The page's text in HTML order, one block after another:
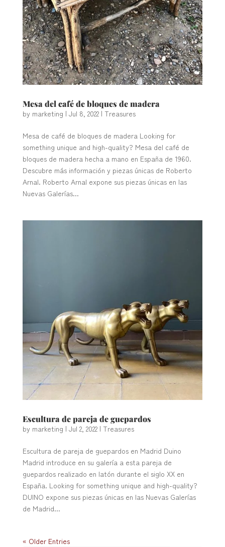
Mesa del café de bloques de madera
by marketing | Jul 8, 2022| Treasures
Mesa de café de bloques de madera Looking for
something unique and high-quality? Mesa del café de
bloques de madera hecha a mano en España de 1960.
Descubre más información y piezas únicas de Roberto
Arnal. Roberto Arnal expone sus piezas únicas en las
Nuevas Galerías...
Escultura de pareja de guepardos
by marketing | Jul 2, 2022| Treasures
Escultura de pareja de guepardos en Madrid Duino
Madrid introduce en su galería a esta pareja de
guepardos realizado en latón durante el siglo XX en
España. Looking for something unique and high-quality?
DUINO expone sus piezas únicas en las Nuevas Galerías
de Madrid...
« Older Entries